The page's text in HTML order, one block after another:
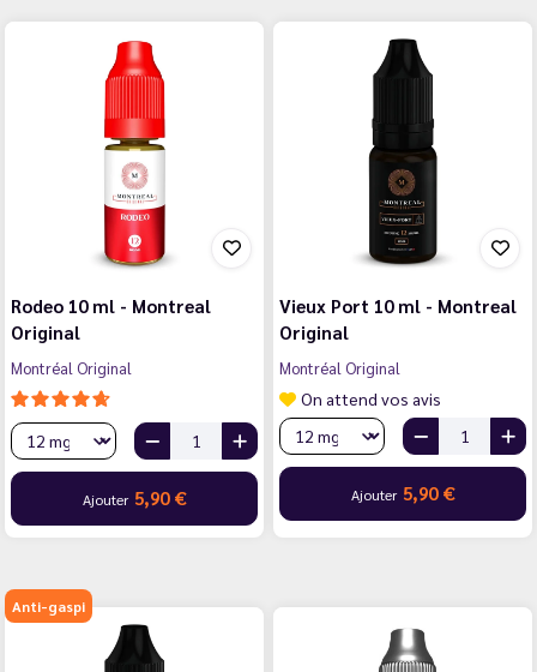
Rodeo 10 ml - Montreal
Original
Montréal Original
Ajouter 5,90 €
Vieux Port 10 ml - Montreal
Original
Montréal Original
On attend vos avis
Ajouter 5,90 €
Anti-gaspi